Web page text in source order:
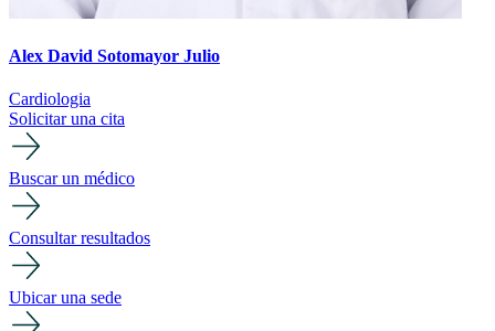
Alex David Sotomayor Julio
Cardiologia
Solicitar una cita
Buscar un médico
Consultar resultados
Ubicar una sede